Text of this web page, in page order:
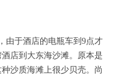
由于酒店的电瓶车到9点才
店到大东海沙滩。原本是
沙质海滩上很少贝壳。尚